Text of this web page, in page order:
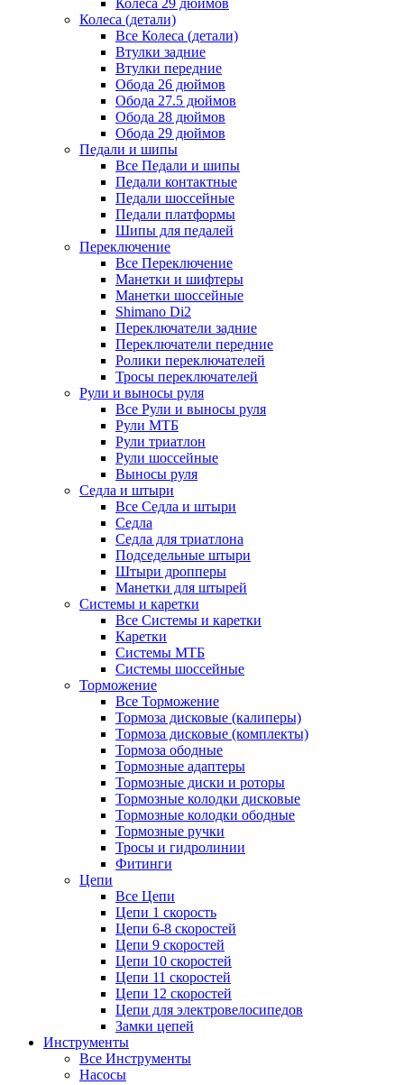
Колеса 29 дюймов
Колеса (детали)
Все Колеса (детали)
Втулки задние
Втулки передние
Обода 26 дюймов
Обода 27.5 дюймов
Обода 28 дюймов
Обода 29 дюймов
Педали и шипы
Все Педали и шипы
Педали контактные
Педали шоссейные
Педали платформы
Шипы для педалей
Переключение
Все Переключение
Манетки и шифтеры
Манетки шоссейные
Shimano Di2
Переключатели задние
Переключатели передние
Ролики переключателей
Тросы переключателей
Рули и выносы руля
Все Рули и выносы руля
Рули МТБ
Рули триатлон
Рули шоссейные
Выносы руля
Седла и штыри
Все Седла и штыри
Седла
Седла для триатлона
Подседельные штыри
Штыри дропперы
Манетки для штырей
Системы и каретки
Все Системы и каретки
Каретки
Системы МТБ
Системы шоссейные
Торможение
Все Торможение
Тормоза дисковые (калиперы)
Тормоза дисковые (комплекты)
Тормоза ободные
Тормозные адаптеры
Тормозные диски и роторы
Тормозные колодки дисковые
Тормозные колодки ободные
Тормозные ручки
Тросы и гидролинии
Фитинги
Цепи
Все Цепи
Цепи 1 скорость
Цепи 6-8 скоростей
Цепи 9 скоростей
Цепи 10 скоростей
Цепи 11 скоростей
Цепи 12 скоростей
Цепи для электровелосипедов
Замки цепей
Инструменты
Все Инструменты
Насосы